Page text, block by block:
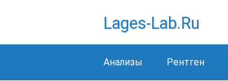
Lages-Lab.ru
Анализы Рентген